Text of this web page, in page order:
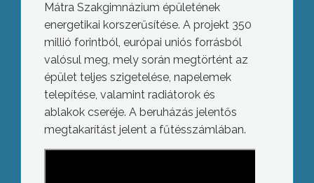
Mátra Szakgimnázium épületének
energetikai korszerűsítése. A projekt 350
millió forintból, európai uniós forrásból
valósul meg, mely során megtörtént az
épület teljes szigetelése, napelemek
telepítése, valamint radiátorok és
ablakok cseréje. A beruházás jelentős
megtakarítást jelent a fűtésszámlában.